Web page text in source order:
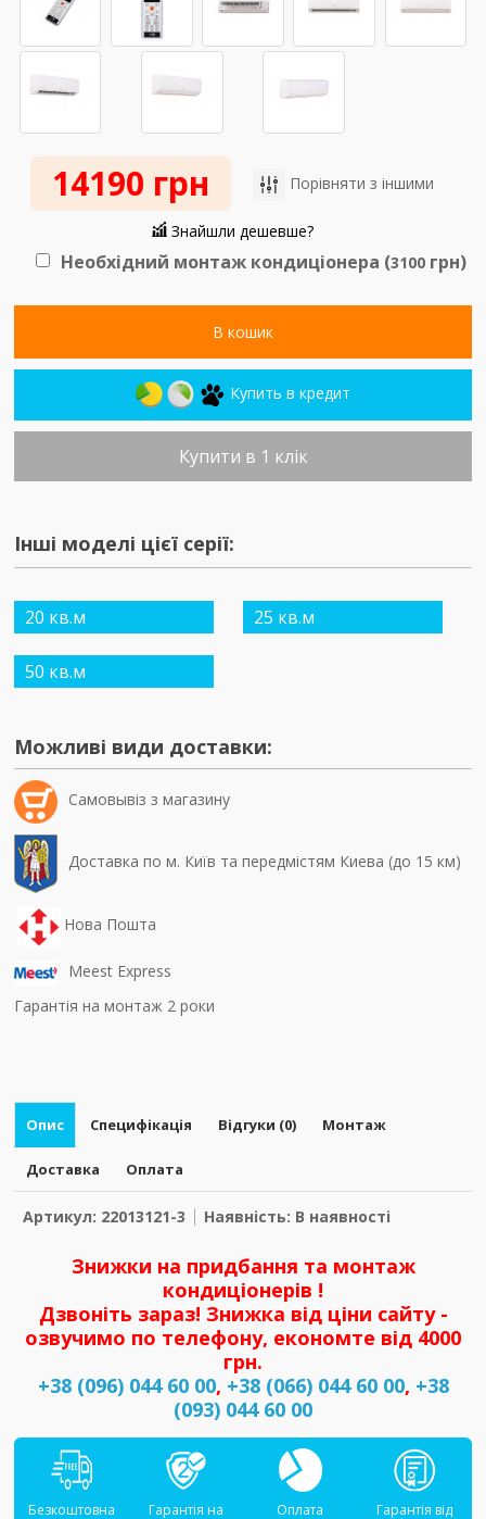
14190 грн Порівняти з іншими
Знайшли дешевше?
Необхідний монтаж кондиціонера (3100 грн)
В кошик
Купить в кредит
Купити в 1 клік
Інші моделі цієї серії:
20 кв.м 25 кв.м
50 кв.м
Можливі види доставки:
Самовывiз з магазину
Доставка по м. Київ та передмістям Киева (до 15 км)
Нова Пошта
Meest Express
Гарантія на монтаж 2 роки
Опис Специфікація Відгуки (0) Монтаж
Доставка Оплата
Артикул: 22013121-3 Наявність: В наявності
Знижки на придбання та монтаж
кондиціонерів !
Дзвоніть зараз! Знижка від ціни сайту -
озвучимо по телефону, економте від 4000
грн.
+38 (096) 044 60 00, +38 (066) 044 60 00, +38
(093) 044 60 00
Безкоштовна
Гарантія на
Оплата
Гарантія від